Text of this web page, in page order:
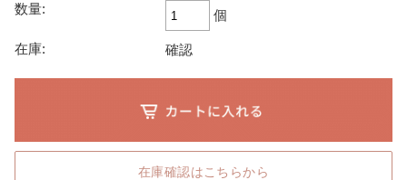
数量: 個
在庫: 確認
在庫確認はこちらから